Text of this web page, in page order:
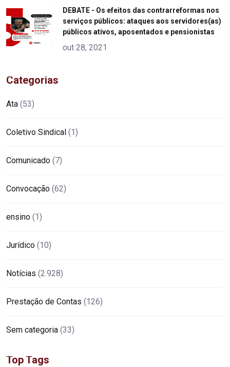
alt="product">
DEBATE - Os efeitos das contrarreformas nos
serviços públicos: ataques aos servidores(as)
públicos ativos, aposentados e pensionistas
out 28, 2021
Categorias
Ata (53)
Coletivo Sindical (1)
Comunicado (7)
Convocação (62)
ensino (1)
Jurídico (10)
Notícias (2.928)
Prestação de Contas (126)
Sem categoria (33)
Top Tags